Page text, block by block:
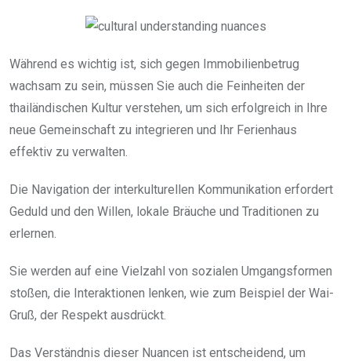
Während es wichtig ist, sich gegen Immobilienbetrug
wachsam zu sein, müssen Sie auch die Feinheiten der
thailändischen Kultur verstehen, um sich erfolgreich in Ihre
neue Gemeinschaft zu integrieren und Ihr Ferienhaus
effektiv zu verwalten.
Die Navigation der interkulturellen Kommunikation erfordert
Geduld und den Willen, lokale Bräuche und Traditionen zu
erlernen.
Sie werden auf eine Vielzahl von sozialen Umgangsformen
stoßen, die Interaktionen lenken, wie zum Beispiel der Wai-
Gruß, der Respekt ausdrückt.
Das Verständnis dieser Nuancen ist entscheidend, um